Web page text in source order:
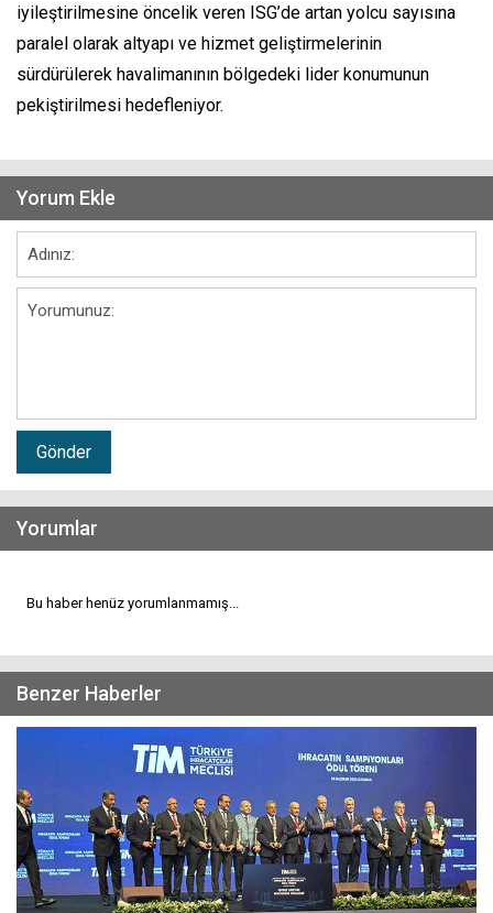
iyileştirilmesine öncelik veren ISG’de artan yolcu sayısına
paralel olarak altyapı ve hizmet geliştirmelerinin
sürdürülerek havalimanının bölgedeki lider konumunun
pekiştirilmesi hedefleniyor.
Yorum Ekle
Gönder
Yorumlar
Bu haber henüz yorumlanmamış...
Benzer Haberler